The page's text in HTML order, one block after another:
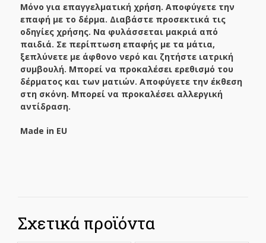
Μόνο για επαγγελματική χρήση. Αποφύγετε την
επαφή με το δέρμα. Διαβάστε προσεκτικά τις
οδηγίες χρήσης. Να φυλάσσεται μακριά από
παιδιά. Σε περίπτωση επαφής με τα μάτια,
ξεπλύνετε με άφθονο νερό και ζητήστε ιατρική
συμβουλή. Μπορεί να προκαλέσει ερεθισμό του
δέρματος και των ματιών. Αποφύγετε την έκθεση
στη σκόνη. Μπορεί να προκαλέσει αλλεργική
αντίδραση.
Made in EU
Σχετικά προϊόντα